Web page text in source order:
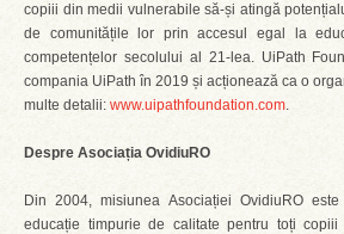
copiii din medii vulnerabile să-și atingă
de comunitățile lor prin accesul egal la
competențelor secolului al 21-lea. UiPath
compania UiPath în 2019 și acționează ca o
multe detalii: www.uipathfoundation.com.
Despre Asociația OvidiuRO
Din 2004, misiunea Asociației OvidiuRO
educație timpurie de calitate pentru toți